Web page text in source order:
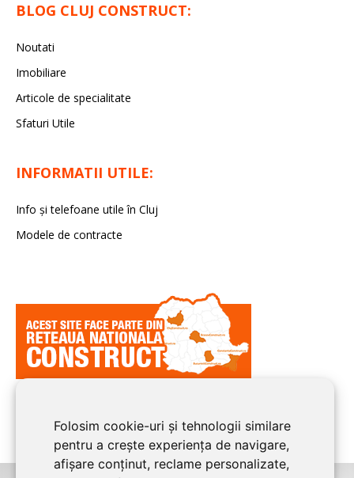
Folosim cookie-uri și tehnologii similare
pentru a crește experiența de navigare,
afișare conținut, reclame personalizate,
BLOG CLUJ CONSTRUCT:
Noutati
Imobiliare
Articole de specialitate
Sfaturi Utile
INFORMATII UTILE:
Info și telefoane utile în Cluj
Modele de contracte